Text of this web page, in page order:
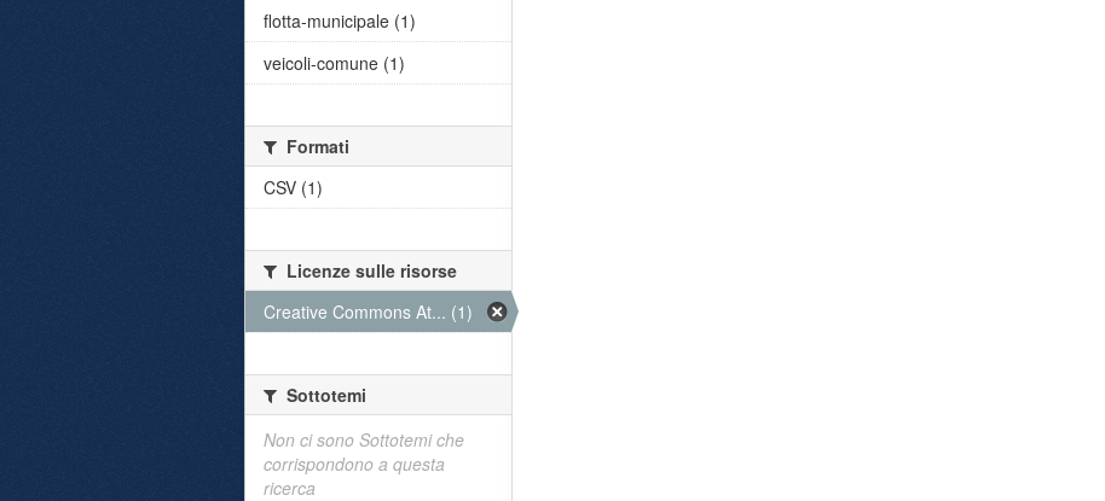
flotta-municipale (1)
veicoli-comune (1)
Formati
CSV (1)
Licenze sulle risorse
Creative Commons At... (1)
Sottotemi
Non ci sono Sottotemi che
corrispondono a questa
ricerca